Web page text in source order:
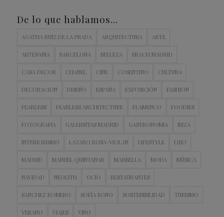
De lo que hablamos…
AGATHA RUIZ DE LA PRADA ARQUITECTURA ARTE
ARTESANIA BARCELONA BELLEZA BRACH MADRID
CASA DECOR CHANEL CINE COSENTINO CULTURA
DECORACION DISEÑO ESPAÑA EXPOSICIÓN FASHION
FEARLESS FEARLESS ARCHITECTURE FLAMENCO FOODIES
FOTOGRAFIA GALERISTAS MADRID GASTRONOMIA IBIZA
INTERIORISMO LAZARO ROSA-VIOLAN LIFESTYLE LUJO
MADRID MANUEL QUINTANAR MARBELLA MODA MÚSICA
NAVIDAD NEOLITH OCIO RESTAURANTES
SANCHEZ ROMERO SOFÍA BONO SOSTENIBILIDAD TURISMO
VERANO VIAJES VINO